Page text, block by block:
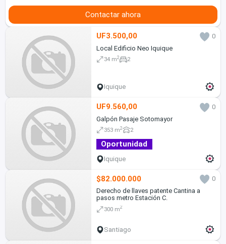
Contactar ahora
UF3.500,00
0
Local Edificio Neo Iquique
34 m2 2
Iquique
UF9.560,00
0
Galpón Pasaje Sotomayor
353 m2 2
Oportunidad
Iquique
$82.000.000
0
Derecho de llaves patente Cantina a
pasos metro Estación C.
300 m2
Santiago